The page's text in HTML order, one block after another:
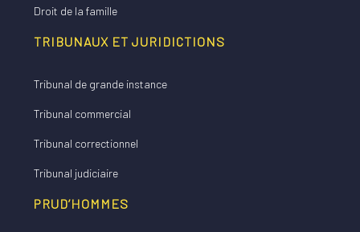
Droit de la famille
TRIBUNAUX ET JURIDICTIONS
Tribunal de grande instance
Tribunal commercial
Tribunal correctionnel
Tribunal judiciaire
PRUD’HOMMES